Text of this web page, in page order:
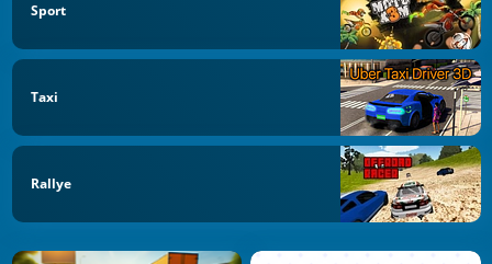
Sport
Taxi
Rallye